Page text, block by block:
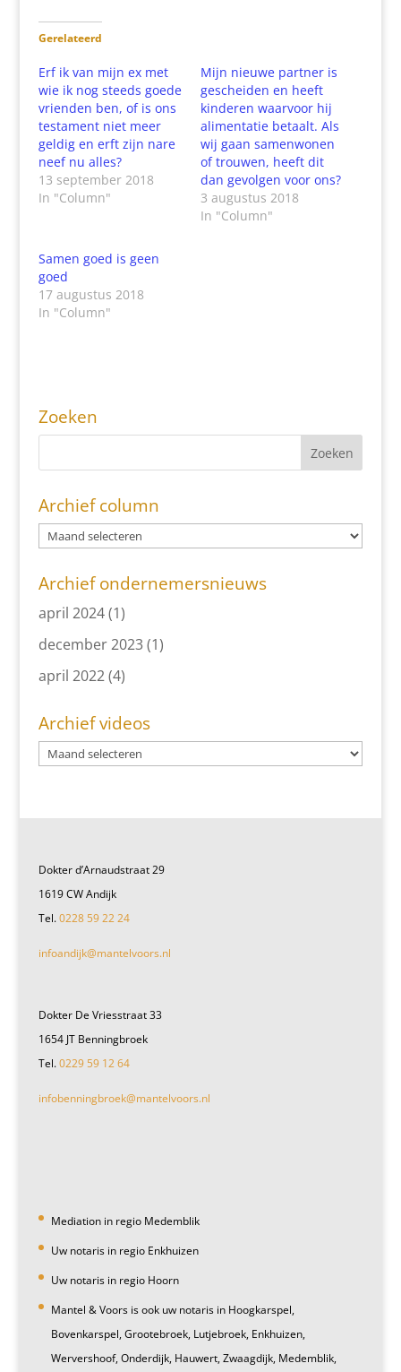
Gerelateerd
Erf ik van mijn ex met
wie ik nog steeds goede
vrienden ben, of is ons
testament niet meer
geldig en erft zijn nare
neef nu alles?
13 september 2018
In "Column"
Mijn nieuwe partner is
gescheiden en heeft
kinderen waarvoor hij
alimentatie betaalt. Als
wij gaan samenwonen
of trouwen, heeft dit
dan gevolgen voor ons?
3 augustus 2018
In "Column"
Samen goed is geen
goed
17 augustus 2018
In "Column"
Zoeken
Archief column
Archief ondernemersnieuws
april 2024(1)
december 2023(1)
april 2022(4)
Archief videos
Dokter d’Arnaudstraat 29
1619 CW Andijk
Tel.0228 59 22 24
infoandijk@mantelvoors.nl
Dokter De Vriesstraat 33
1654 JT Benningbroek
Tel.0229 59 12 64
infobenningbroek@mantelvoors.nl
Mediation in regio Medemblik
Uw notaris in regio Enkhuizen
Uw notaris in regio Hoorn
Mantel & Voors is ook uw notaris in Hoogkarspel,
Bovenkarspel, Grootebroek, Lutjebroek, Enkhuizen,
Wervershoof, Onderdijk, Hauwert, Zwaagdijk, Medemblik,